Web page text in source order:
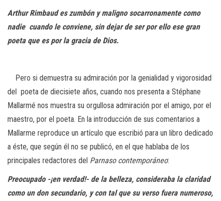
Arthur Rimbaud es zumbón y maligno socarronamente como
nadie cuando le conviene, sin dejar de ser por ello ese gran
poeta que espor la gracia de Dios.
Pero si demuestra su admiración por la genialidad y vigorosidad
del poeta de diecisiete años, cuando nos presenta a Stéphane
Mallarmé nos muestra su orgullosa admiración por el amigo, por el
maestro, por el poeta. En la introducción de sus comentarios a
Mallarme reproduce un artículo que escribió para un libro dedicado
a éste, que según él no se publicó, en el que hablaba de los
principales redactores del Parnaso contemporáneo:
Preocupado -¡en verdad!- de la belleza, consideraba la claridad
como un don secundario, y con tal que su verso fuera numeroso,